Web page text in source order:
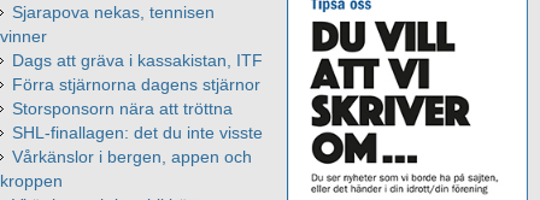
Sjarapova nekas, tennisen
vinner
Dags att gräva i kassakistan, ITF
Förra stjärnorna dagens stjärnor
Storsponsorn nära att tröttna
SHL-finallagen: det du inte visste
Vårkänslor i bergen, appen och
kroppen